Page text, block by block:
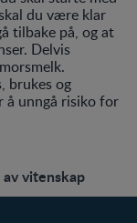
du være klar
tilbake på, og at
Delvis
brukes og
å unngå risiko for
vitenskap